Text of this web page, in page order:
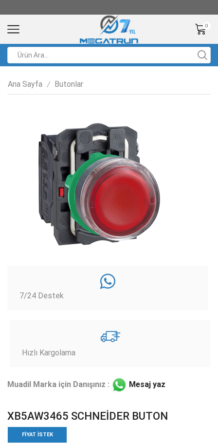
0
Ana Sayfa / Butonlar
7/24 Destek
Hızlı Kargolama
Muadil Marka için Danışınız : Mesaj yaz
XB5AW3465 SCHNEİDER BUTON
FIYAT ISTEK